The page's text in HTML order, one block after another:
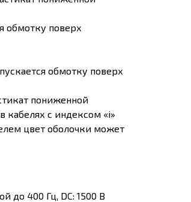
обмотку поверх
обмотку поверх
пониженной
кабелях с индексом «i»
цвет оболочки может
до 400 Гц, DC: 1500 В